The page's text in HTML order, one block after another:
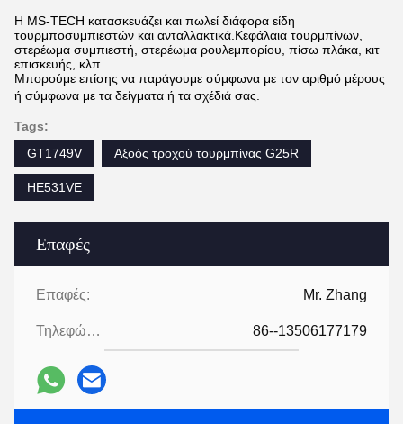
Επαφές
Επαφές: Mr. Zhang
Τηλεφώνημα: 86--13506177179
Η MS-TECH κατασκευάζει και πωλεί διάφορα είδη
τουρμποσυμπιεστών και ανταλλακτικά.Κεφάλαια τουρμπίνων,
στερέωμα συμπιεστή, στερέωμα ρουλεμπορίου, πίσω πλάκα, κιτ
επισκευής, κλπ.
Μπορούμε επίσης να παράγουμε σύμφωνα με τον αριθμό μέρους
ή σύμφωνα με τα δείγματα ή τα σχέδιά σας.
Tags:
GT1749V
Αξοός τροχού τουρμπίνας G25R
HE531VE